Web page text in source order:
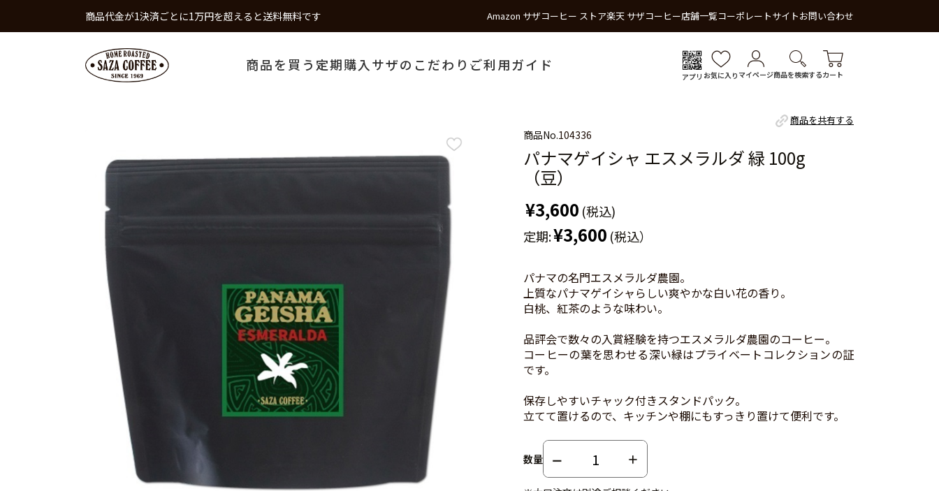
商品代金が1決済ごとに1万円を超えると送料無料です Amazon サザコーヒー ストア楽天 サザコーヒー店舗一覧コーポレートサイトお問い合わせ
商品を買う 定期購入 サザのこだわり ご利用ガイド
アプリ お気に入り マイページ商品を検索するカート
商品を共有する
商品No.104336
パナマゲイシャ エスメラルダ 緑 100g
（豆）
¥3,600 (税込)
定期:¥3,600 (税込）
パナマの名門エスメラルダ農園。
上質なパナマゲイシャらしい爽やかな白い花の香り。
白桃、紅茶のような味わい。
品評会で数々の入賞経験を持つエスメラルダ農園のコーヒー。
コーヒーの葉を思わせる深い緑はプライベートコレクションの証
です。
保存しやすいチャック付きスタンドパック。
立てて置けるので、キッチンや棚にもすっきり置けて便利です。
数量